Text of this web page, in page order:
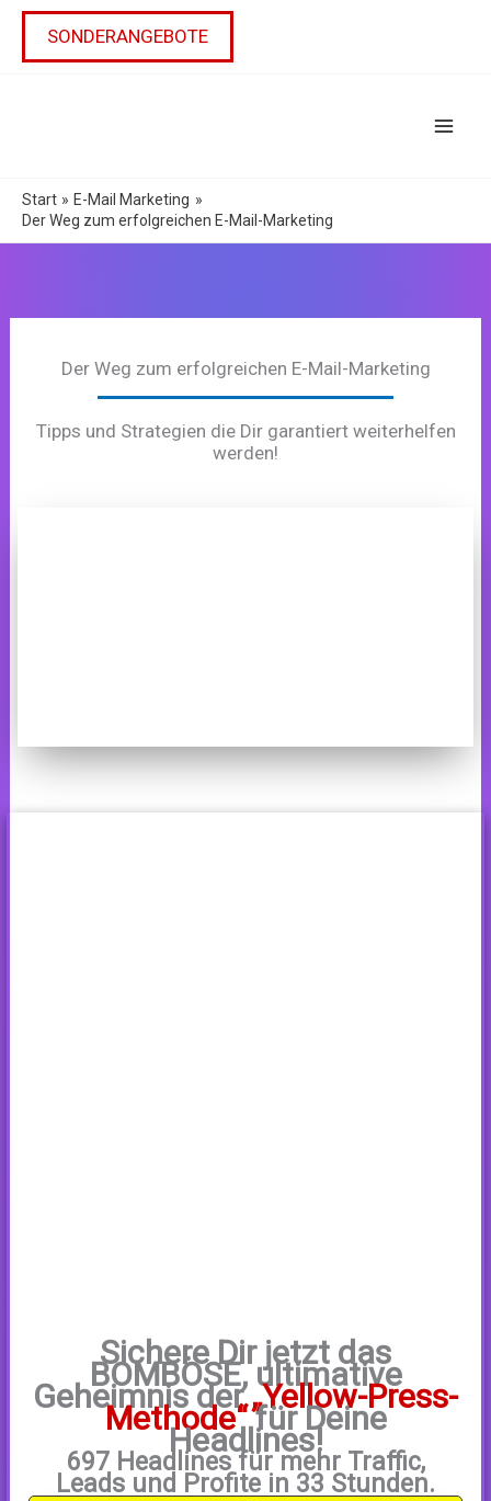
Zum
springen
SONDERANGEBOTE
Start
E-Mail Marketing
Der Weg zum erfolgreichen E-Mail-Marketing
Der Weg zum erfolgreichen E-Mail-Marketing
Tipps und Strategien die Dir garantiert weiterhelfen
werden!
Sichere Dir jetzt das
BOMBÖSE, ultimative
Geheimnis der„Yellow-Press-
Methode“für Deine
Headlines!
697 Headlines für mehr Traffic,
Leads und Profite in 33 Stunden.